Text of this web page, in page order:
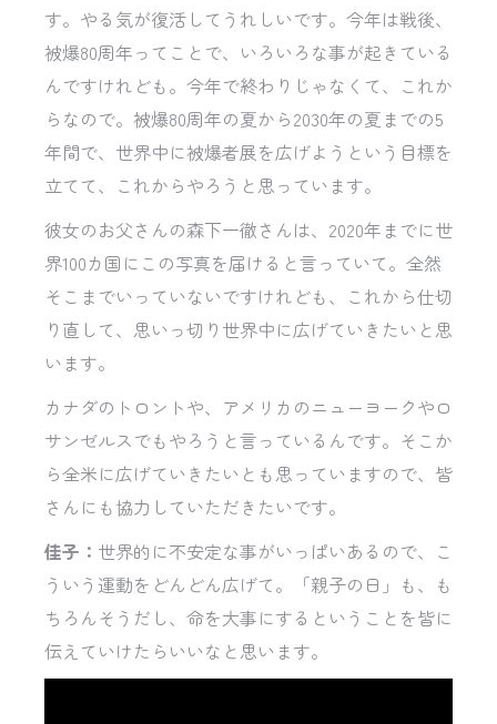
す。やる気が復活してうれしいです。今年は戦後、
被爆80周年ってことで、いろいろな事が起きている
んですけれども。今年で終わりじゃなくて、これか
らなので。被爆80周年の夏から2030年の夏までの5
年間で、世界中に被爆者展を広げようという目標を
立てて、これからやろうと思っています。
彼女のお父さんの森下一徹さんは、2020年までに世
界100カ国にこの写真を届けると言っていて。全然
そこまでいっていないですけれども、これから仕切
り直して、思いっ切り世界中に広げていきたいと思
います。
カナダのトロントや、アメリカのニューヨークやロ
サンゼルスでもやろうと言っているんです。そこか
ら全米に広げていきたいとも思っていますので、皆
さんにも協力していただきたいです。
佳子： 世界的に不安定な事がいっぱいあるので、こ
ういう運動をどんどん広げて。「親子の日」も、も
ちろんそうだし、命を大事にするということを皆に
伝えていけたらいいなと思います。